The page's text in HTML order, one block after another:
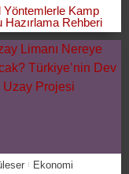
Yöntemlerle Kamp
Hazırlama Rehberi
Ekonomi